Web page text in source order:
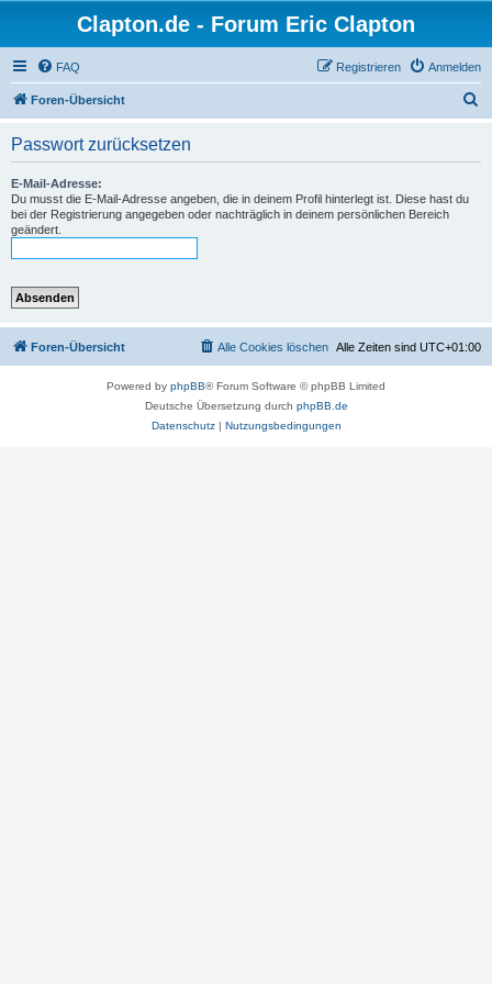
Clapton.de - Forum Eric Clapton
FAQ Anmelden
Registrieren
Foren-Übersicht
Passwort zurücksetzen
E-Mail-Adresse:
Du musst die E-Mail-Adresse angeben, die in deinem Profil hinterlegt ist. Diese hast du
bei der Registrierung angegeben oder nachträglich in deinem persönlichen Bereich
geändert.
Foren-Übersicht Alle Zeiten sind UTC+01:00
Alle Cookies löschen
Powered by phpBB® Forum Software © phpBB Limited
Deutsche Übersetzung durch phpBB.de
Datenschutz| Nutzungsbedingungen